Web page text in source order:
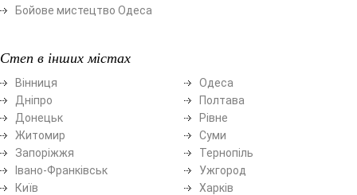
Бойове мистецтво Одеса
Степ в інших містах
Вінниця
Дніпро
Донецьк
Житомир
Запоріжжя
Івано-Франківськ
Київ
Одеса
Полтава
Рівне
Суми
Тернопіль
Ужгород
Харків